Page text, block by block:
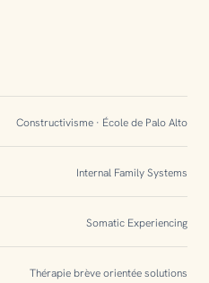
Constructivisme · École de Palo Alto
Internal Family Systems
Somatic Experiencing
Thérapie brève orientée solutions